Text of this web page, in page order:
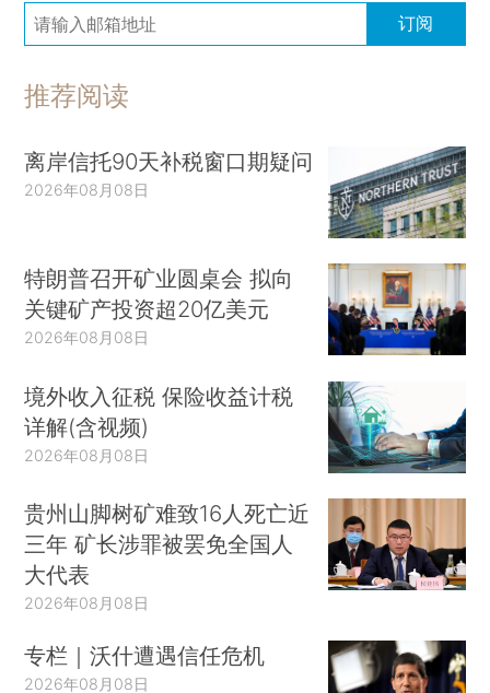
订阅
推荐阅读
离岸信托90天补税窗口期疑问
2026年08月08日
特朗普召开矿业圆桌会 拟向
关键矿产投资超20亿美元
2026年08月08日
境外收入征税 保险收益计税
详解(含视频)
2026年08月08日
贵州山脚树矿难致16人死亡近
三年 矿长涉罪被罢免全国人
大代表
2026年08月08日
专栏｜沃什遭遇信任危机
2026年08月08日